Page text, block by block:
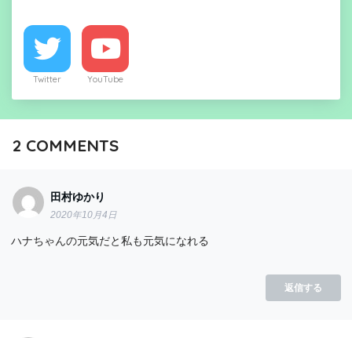
Twitter YouTube
2 COMMENTS
田村ゆかり
2020年10月4日
ハナちゃんの元気だと私も元気になれる
返信する